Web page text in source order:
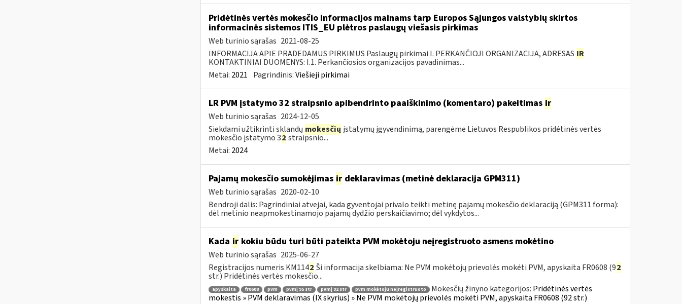
Pridėtinės vertės mokesčio informacijos mainams tarp Europos Sąjungos valstybių skirtos
informacinės sistemos ITIS_EU plėtros paslaugų viešasis pirkimas
Web turinio sąrašas 2021-08-25
INFORMACIJA APIE PRADEDAMUS PIRKIMUS Paslaugų pirkimai I. PERKANČIOJI ORGANIZACIJA, ADRESAS IR
KONTAKTINIAI DUOMENYS: I.1. Perkančiosios organizacijos pavadinimas...
Metai: 2021 Pagrindinis:Viešieji pirkimai
LR PVM įstatymo 32 straipsnio apibendrinto paaiškinimo (komentaro) pakeitimas ir
Web turinio sąrašas 2024-12-05
Siekdami užtikrinti sklandų mokesčių įstatymų įgyvendinimą, parengėme Lietuvos Respublikos pridėtinės vertės
mokesčio įstatymo 32 straipsnio...
Metai: 2024
Pajamų mokesčio sumokėjimas irdeklaravimas (metinė deklaracija GPM311)
Web turinio sąrašas 2020-02-10
Bendroji dalis: Pagrindiniai atvejai, kada gyventojai privalo teikti metinę pajamų mokesčio deklaraciją (GPM311 forma):
dėl metinio neapmokestinamojo pajamų dydžio perskaičiavimo; dėl vykdytos...
Kada irkokiu būdu turi būti pateikta PVM mokėtoju neįregistruoto asmens mokėtino
Web turinio sąrašas 2025-06-27
Registracijos numeris KM1142 Ši informacija skelbiama: Ne PVM mokėtojų prievolės mokėti PVM, apyskaita FR0608 (92
str.) Pridėtinės vertės mokesčio...
apyskaita fr0608 pvm pvmį 95 str pvmį 92 str pvm mokėtoju neįregistruoto Mokesčių žinyno kategorijos: Pridėtinės vertės
mokestis » PVM deklaravimas (IX skyrius) » Ne PVM mokėtojų prievolės mokėti PVM, apyskaita FR0608 (92 str.)